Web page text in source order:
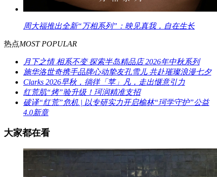
周大福推出全新“万相系列”：映见真我，自在生长
热点MOST POPULAR
月下之情 相系不变 探索半岛精品店 2026年中秋系列
施华洛世奇携手品牌心动挚友孔雪儿 共赴璀璨浪漫七夕
Clarks 2026早秋，徜徉「苹」凡，走出惬意引力
红荒肌“烤”验升级！珂润精准支招
破译“红荒”危机 | 以专研实力开启榆林“珂学守护”公益
4.0新章
大家都在看